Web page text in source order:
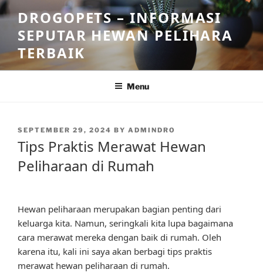
Skip
to
content
DROGOPETS – INFORMASI
SEPUTAR HEWAN PELIHARA
TERBAIK
Menu
POSTED
ON
SEPTEMBER 29, 2024 BY ADMINDRO
Tips Praktis Merawat Hewan
Peliharaan di Rumah
Hewan peliharaan merupakan bagian penting dari
keluarga kita. Namun, seringkali kita lupa bagaimana
cara merawat mereka dengan baik di rumah. Oleh
karena itu, kali ini saya akan berbagi tips praktis
merawat hewan peliharaan di rumah.